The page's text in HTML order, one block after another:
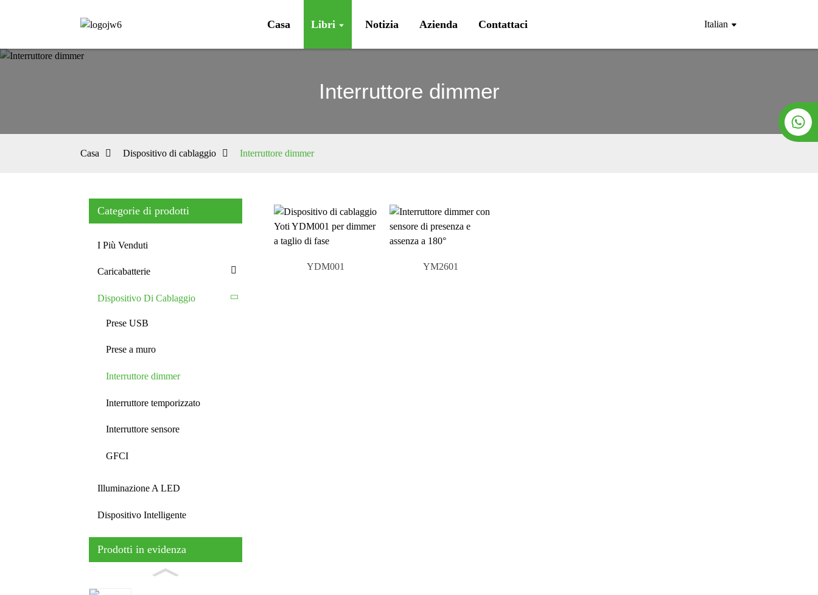
Casa Libri Notizia Azienda Contattaci Italian
Interruttore dimmer
Casa Dispositivo di cablaggio Interruttore dimmer
Categorie di prodotti
I Più Venduti
Caricabatterie
Dispositivo Di Cablaggio
Prese USB
Prese a muro
Interruttore dimmer
Interruttore temporizzato
Interruttore sensore
GFCI
Illuminazione A LED
Dispositivo Intelligente
Prodotti in evidenza
YDM001 YM2601